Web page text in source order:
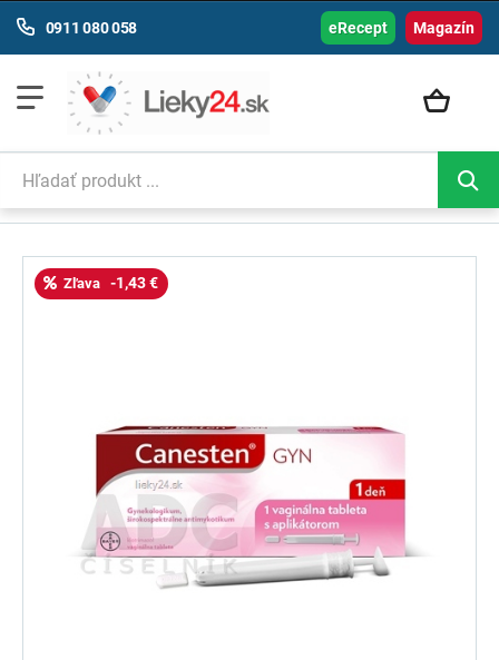
Magazín
0911 080 058 eRecept
Zľava -1,43 €